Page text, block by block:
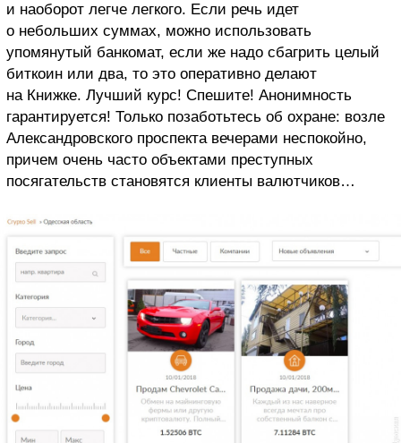
и наоборот легче легкого. Если речь идет
о небольших суммах, можно использовать
упомянутый банкомат, если же надо сбагрить целый
биткоин или два, то это оперативно делают
на Книжке. Лучший курс! Спешите! Анонимность
гарантируется! Только позаботьтесь об охране: возле
Александровского проспекта вечерами неспокойно,
причем очень часто объектами преступных
посягательств становятся клиенты валютчиков…